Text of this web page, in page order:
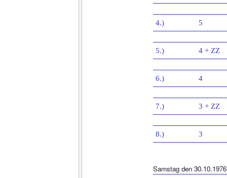
4.) 5
5.) 4 + ZZ
6.) 4
7.) 3 + ZZ
8.) 3
Samstag den 30.10.1976